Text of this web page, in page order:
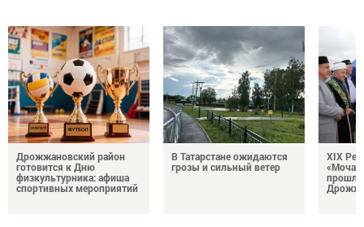
Дрожжановский район
готовится к Дню
физкультурника: афиша
спортивных мероприятий
В Татарстане ожидаются
грозы и сильный ветер
XIX